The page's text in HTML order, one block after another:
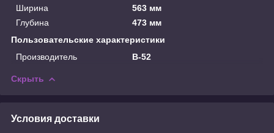
Ширина
563 мм
Глубина
473 мм
Пользовательские характеристики
Производитель
B-52
Скрыть
Условия доставки